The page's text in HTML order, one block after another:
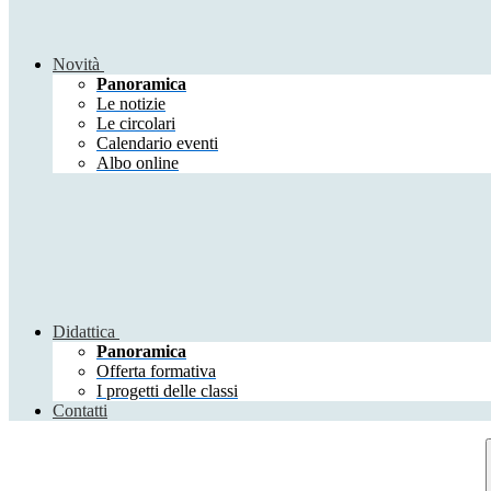
Novità
Panoramica
Le notizie
Le circolari
Calendario eventi
Albo online
Didattica
Panoramica
Offerta formativa
I progetti delle classi
Contatti